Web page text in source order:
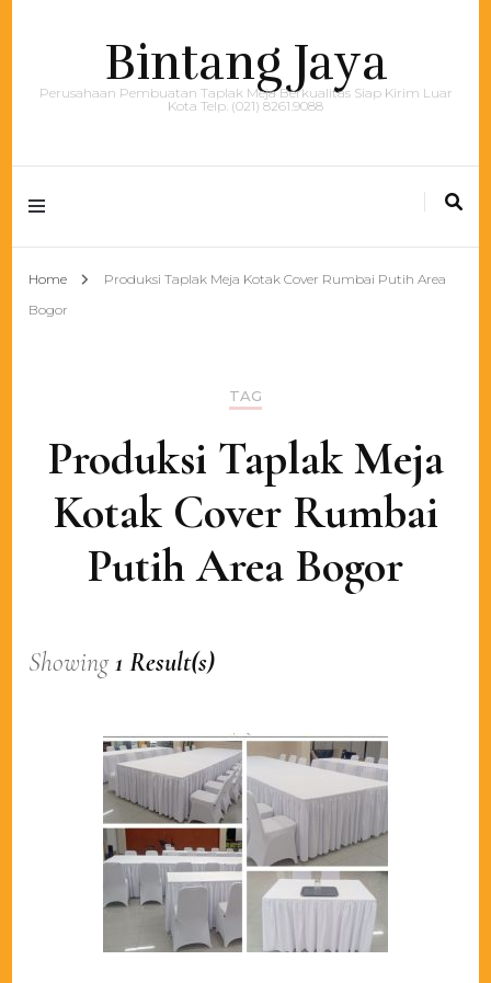
Bintang Jaya
Perusahaan Pembuatan Taplak Meja Berkualitas Siap Kirim Luar
Kota Telp. (021) 8261.9088
Home
Produksi Taplak Meja Kotak Cover Rumbai Putih Area
Bogor
TAG
Produksi Taplak Meja
Kotak Cover Rumbai
Putih Area Bogor
Showing1 Result(s)